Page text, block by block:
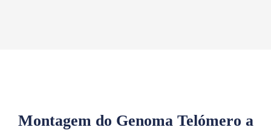
Montagem do Genoma Telómero a